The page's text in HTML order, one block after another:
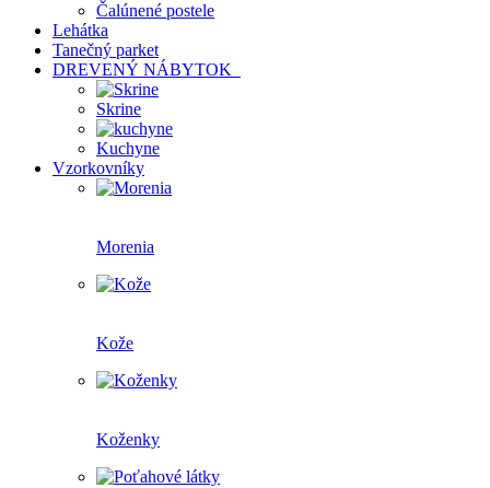
Čalúnené postele
Lehátka
Tanečný parket
DREVENÝ NÁBYTOK
Skrine
Kuchyne
Vzorkovníky
Morenia
Kože
Koženky